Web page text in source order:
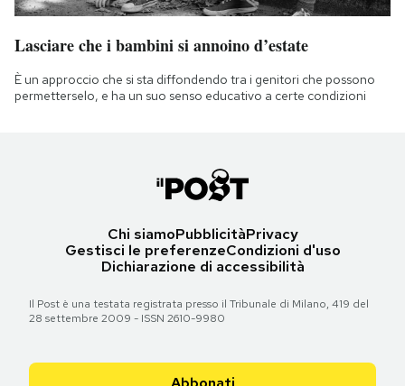
Lasciare che i bambini si annoino d’estate
È un approccio che si sta diffondendo tra i genitori che possono
permetterselo, e ha un suo senso educativo a certe condizioni
Chi siamoPubblicitàPrivacy
Gestisci le preferenzeCondizioni d'uso
Dichiarazione di accessibilità
Il Post è una testata registrata presso il Tribunale di Milano, 419 del
28 settembre 2009 - ISSN 2610-9980